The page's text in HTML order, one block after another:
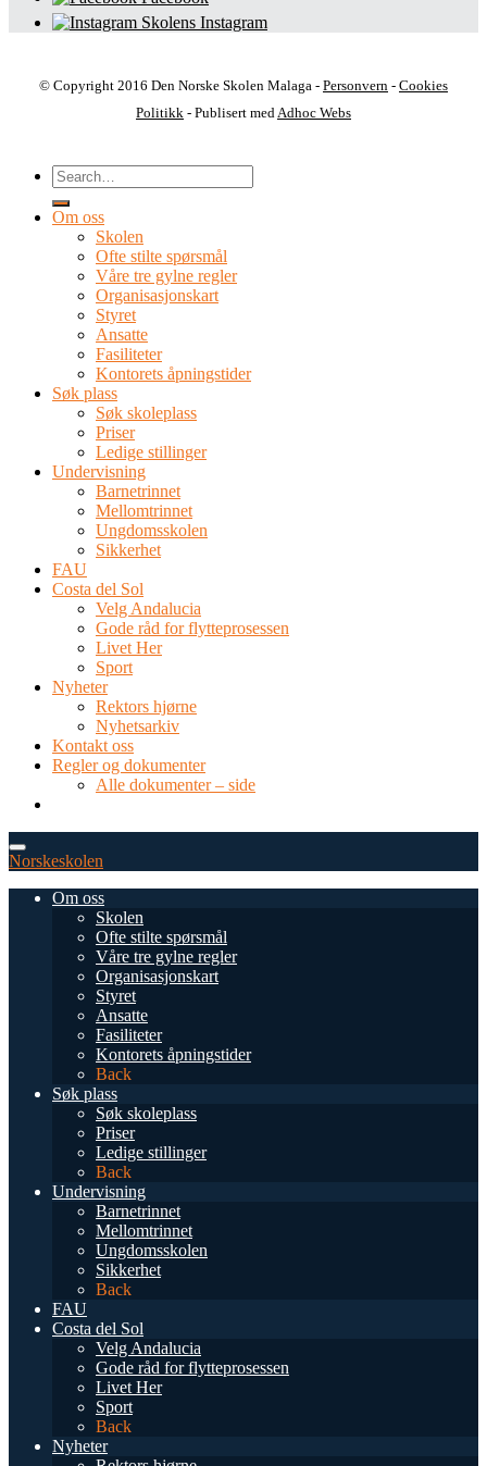
Skolens Instagram
© Copyright 2016 Den Norske Skolen Malaga - Personvern - Cookies
Politikk - Publisert med Adhoc Webs
Om oss
Skolen
Ofte stilte spørsmål
Våre tre gylne regler
Organisasjonskart
Styret
Ansatte
Fasiliteter
Kontorets åpningstider
Søk plass
Søk skoleplass
Priser
Ledige stillinger
Undervisning
Barnetrinnet
Mellomtrinnet
Ungdomsskolen
Sikkerhet
FAU
Costa del Sol
Velg Andalucia
Gode råd for flytteprosessen
Livet Her
Sport
Nyheter
Rektors hjørne
Nyhetsarkiv
Kontakt oss
Regler og dokumenter
Alle dokumenter – side
Norskeskolen
Om oss
Skolen
Ofte stilte spørsmål
Våre tre gylne regler
Organisasjonskart
Styret
Ansatte
Fasiliteter
Kontorets åpningstider
Back
Søk plass
Søk skoleplass
Priser
Ledige stillinger
Back
Undervisning
Barnetrinnet
Mellomtrinnet
Ungdomsskolen
Sikkerhet
Back
FAU
Costa del Sol
Velg Andalucia
Gode råd for flytteprosessen
Livet Her
Sport
Back
Nyheter